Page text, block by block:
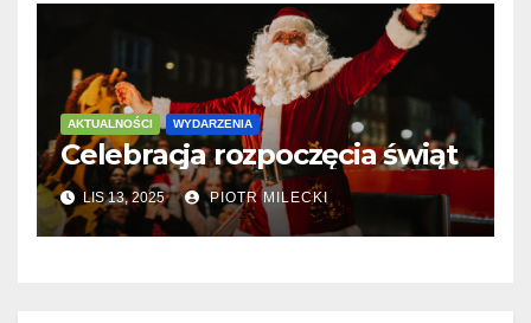
AKTUALNOŚCI WYDARZENIA
Celebracja rozpoczęcia świąt
LIS 13, 2025 PIOTR MILECKI